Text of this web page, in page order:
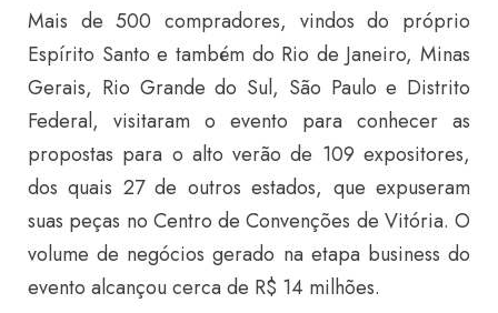
Mais de 500 compradores, vindos do próprio
Espírito Santo e também do Rio de Janeiro, Minas
Gerais, Rio Grande do Sul, São Paulo e Distrito
Federal, visitaram o evento para conhecer as
propostas para o alto verão de 109 expositores,
dos quais 27 de outros estados, que expuseram
suas peças no Centro de Convenções de Vitória. O
volume de negócios gerado na etapa business do
evento alcançou cerca de R$ 14 milhões.